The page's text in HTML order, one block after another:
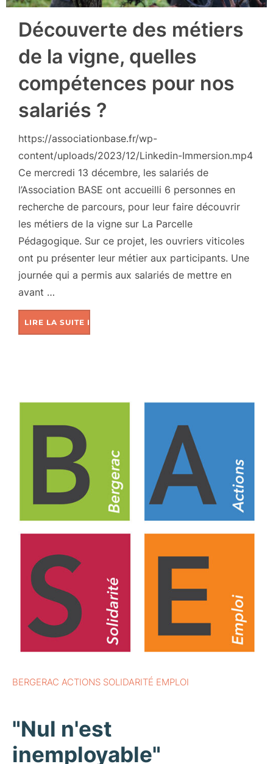
Découverte des métiers
de la vigne, quelles
compétences pour nos
salariés ?
https://associationbase.fr/wp-
content/uploads/2023/12/Linkedin-Immersion.mp4
Ce mercredi 13 décembre, les salariés de
l’Association BASE ont accueilli 6 personnes en
recherche de parcours, pour leur faire découvrir
les métiers de la vigne sur La Parcelle
Pédagogique. Sur ce projet, les ouvriers viticoles
ont pu présenter leur métier aux participants. Une
journée qui a permis aux salariés de mettre en
avant …
LIRE LA SUITE DE
BERGERAC ACTIONS SOLIDARITÉ EMPLOI
"Nul n'est
inemployable"